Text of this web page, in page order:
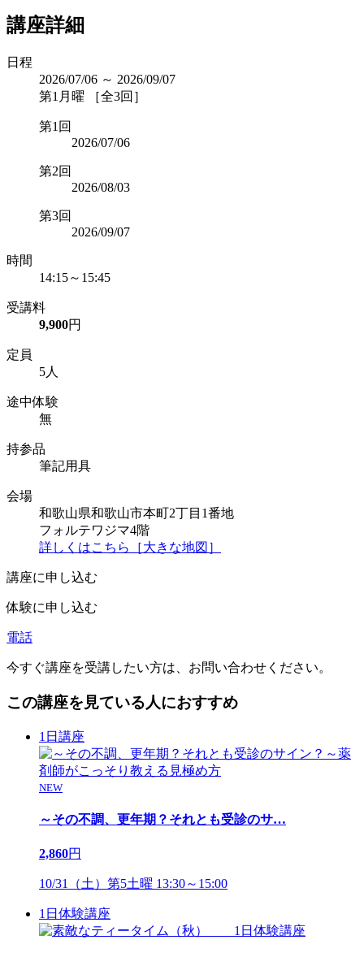
講座詳細
日程
2026/07/06 ～ 2026/09/07
第1月曜 ［全3回］
第1回
2026/07/06
第2回
2026/08/03
第3回
2026/09/07
時間
14:15～15:45
受講料
9,900円
定員
5人
途中体験
無
持参品
筆記用具
会場
和歌山県和歌山市本町2丁目1番地
フォルテワジマ4階
詳しくはこちら［大きな地図］
講座に申し込む
体験に申し込む
電話
今すぐ講座を受講したい方は、お問い合わせください。
この講座を見ている人におすすめ
1日講座
NEW
～その不調、更年期？それとも受診のサ…
2,860円
10/31（土）第5土曜 13:30～15:00
1日体験講座